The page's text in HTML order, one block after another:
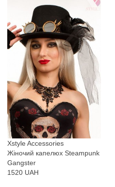
Xstyle Accessories
Жіночий капелюх Steampunk
Gangster
1520 UAH